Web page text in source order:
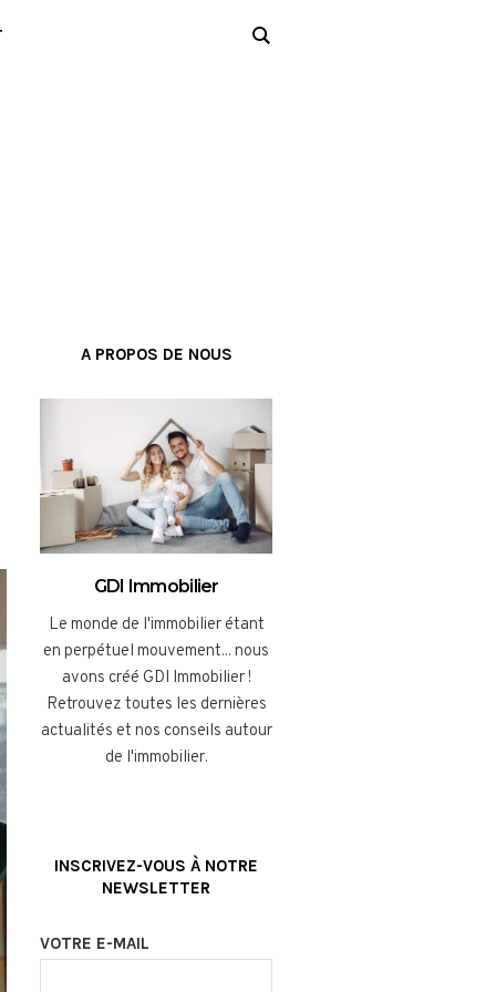
A PROPOS DE NOUS
GDI Immobilier
Le monde de l'immobilier étant
en perpétuel mouvement... nous
avons créé GDI Immobilier !
Retrouvez toutes les dernières
actualités et nos conseils autour
de l'immobilier.
INSCRIVEZ-VOUS À NOTRE
NEWSLETTER
VOTRE E-MAIL